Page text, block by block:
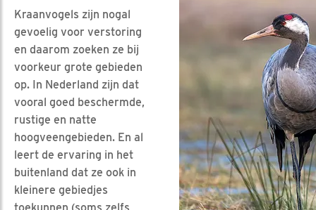
Kraanvogels zijn nogal
gevoelig voor verstoring
en daarom zoeken ze bij
voorkeur grote gebieden
op. In Nederland zijn dat
vooral goed beschermde,
rustige en natte
hoogveengebieden. En al
leert de ervaring in het
buitenland dat ze ook in
kleinere gebiedjes